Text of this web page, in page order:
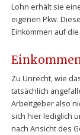
Lohn erhält sie
eigenen Pkw.
Einkommen auf
Zu Unrecht, wie
tatsächlich
Arbeitgeber also
sich hier lediglich
nach Ansicht des